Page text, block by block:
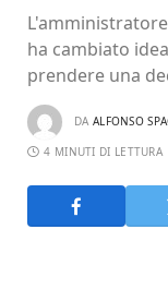
ha cambiato
prendere una
DA ALFONSO
4 MINUTI DI LETTURA